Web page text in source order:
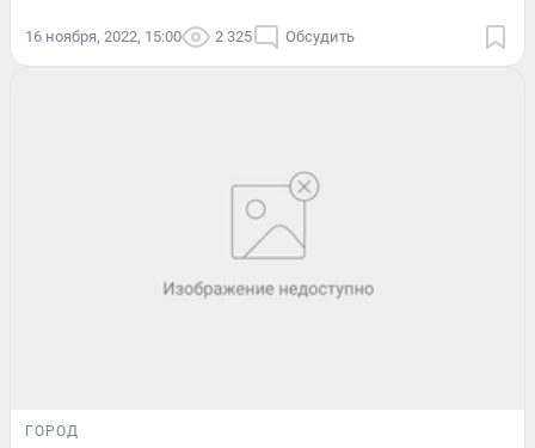
16 ноября, 2022, 15:00 2 325 Обсудить
ГОРОД